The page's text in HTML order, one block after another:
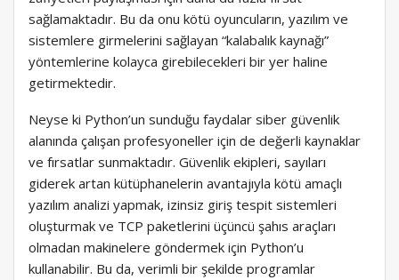
sağlamaktadır. Bu da onu kötü oyuncuların, yazılım ve
sistemlere girmelerini sağlayan “kalabalık kaynağı”
yöntemlerine kolayca girebilecekleri bir yer haline
getirmektedir.
Neyse ki Python’un sunduğu faydalar siber güvenlik
alanında çalışan profesyoneller için de değerli kaynaklar
ve fırsatlar sunmaktadır. Güvenlik ekipleri, sayıları
giderek artan kütüphanelerin avantajıyla kötü amaçlı
yazılım analizi yapmak, izinsiz giriş tespit sistemleri
oluşturmak ve TCP paketlerini üçüncü şahıs araçları
olmadan makinelere göndermek için Python’u
kullanabilir. Bu da, verimli bir şekilde programlar